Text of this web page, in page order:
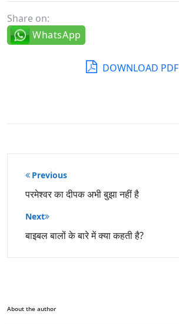
Share on:
WhatsApp
DOWNLOAD PDF
पोस्ट
नेविगेशन
Previous
परमेश्वर का दीपक अभी बुझा नहीं है
Next
बाइबल बालों के बारे में क्या कहती है?
About the author